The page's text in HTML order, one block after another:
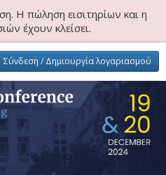
Η πώληση εισιτηρίων και η
έχουν κλείσει.
Σύνδεση / Δημιουργία λογαριασμού